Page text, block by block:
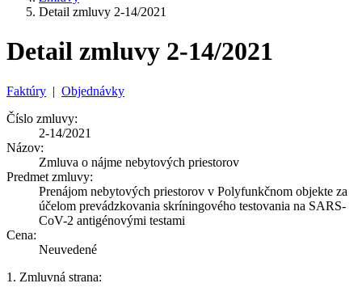
Detail zmluvy 2-14/2021
Detail zmluvy 2-14/2021
Faktúry | Objednávky
Číslo zmluvy:
2-14/2021
Názov:
Zmluva o nájme nebytových priestorov
Predmet zmluvy:
Prenájom nebytových priestorov v Polyfunkčnom objekte za
účelom prevádzkovania skríningového testovania na SARS-
CoV-2 antigénovými testami
Cena:
Neuvedené
1. Zmluvná strana: